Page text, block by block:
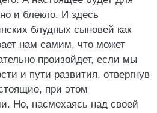
и блекло. И здесь
блудных сыновей как
нам самим, что может
произойдет, если мы
и пути развития, отвергнув
при этом
Но, насмехаясь над своей